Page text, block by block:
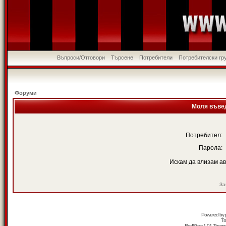
Въпроси/Отговори Търсене Потребители Потребителски
Форуми
Моля
Потребител:
Парола:
Искам да влизам
Powered by